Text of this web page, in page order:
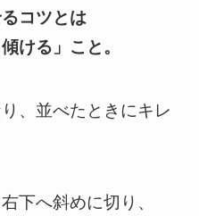
コツとは
ける」こと。
、並べたときにキレ
下へ斜めに切り、